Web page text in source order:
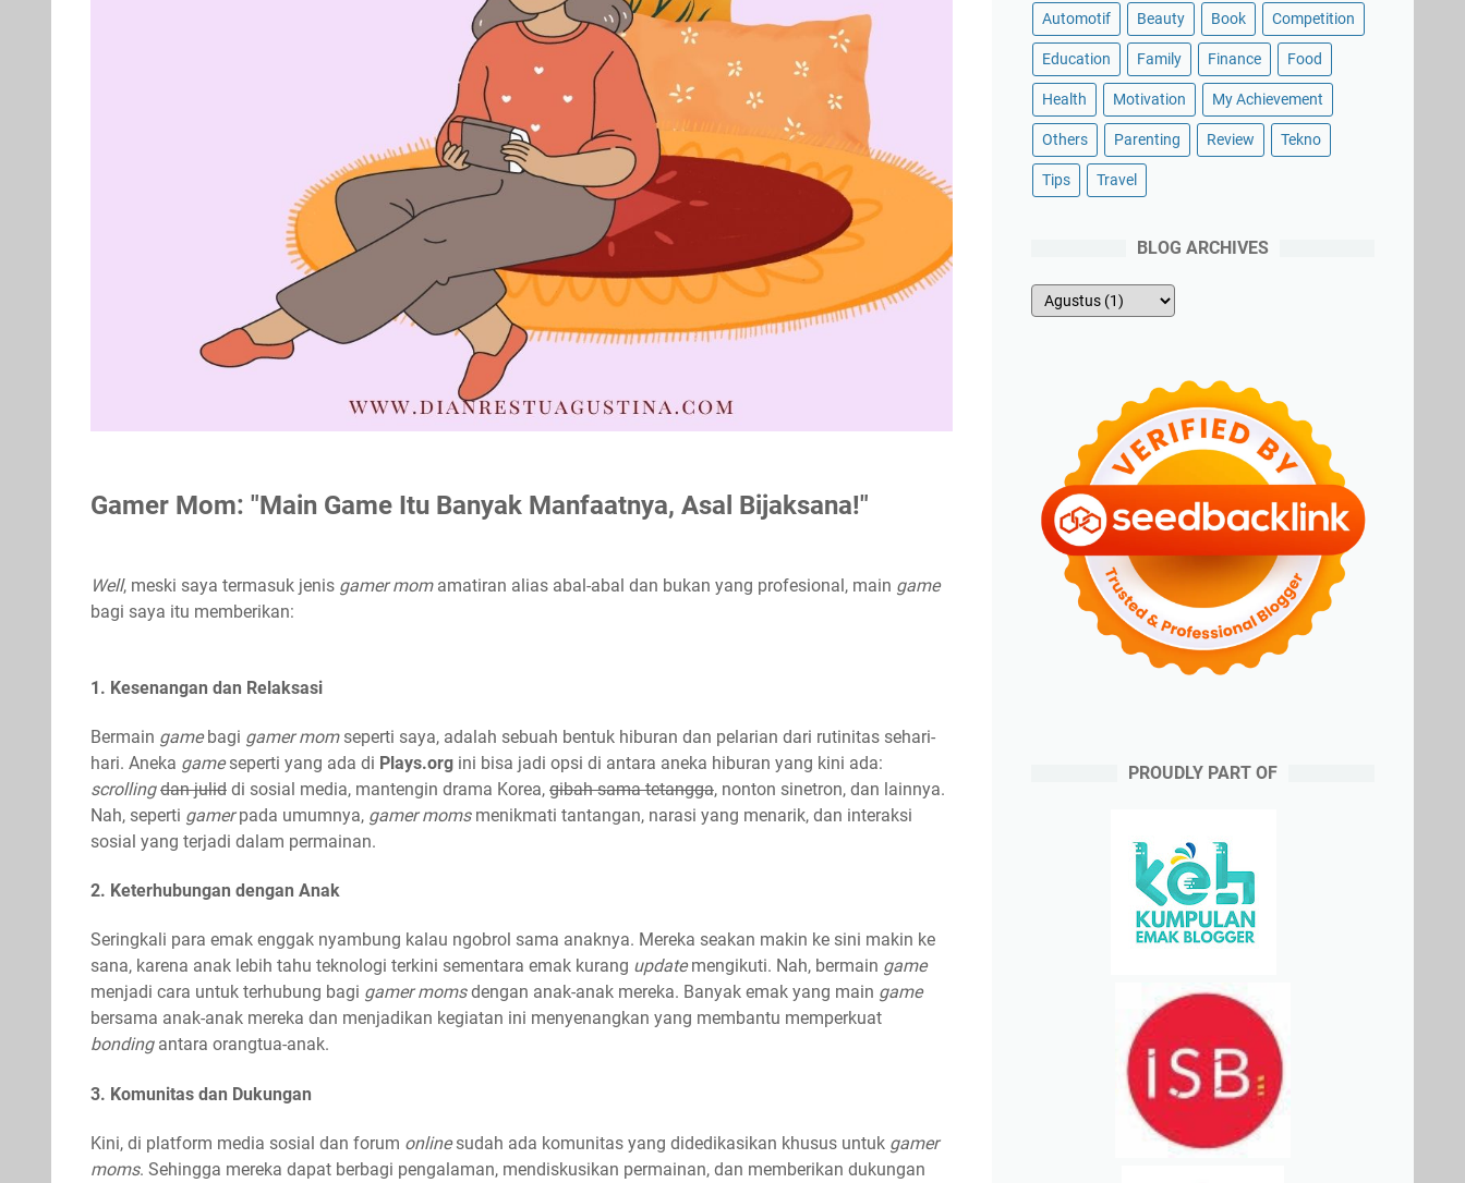
Gamer Mom: "Main Game Itu Banyak Manfaatnya, Asal Bijaksana!"
Well, meski saya termasuk jenis gamer momamatiran alias abal-abal dan bukan yang profesional, main game
bagi saya itu memberikan:
1. Kesenangan dan Relaksasi
Bermain gamebagi gamer momseperti saya, adalah sebuah bentuk hiburan dan pelarian dari rutinitas sehari-
hari. Aneka gameseperti yang ada di Plays.org ini bisa jadi opsi di antara aneka hiburan yang kini ada:
scrolling dan julid di sosial media, mantengin drama Korea, gibah sama tetangga, nonton sinetron, dan lainnya.
Nah, seperti gamerpada umumnya, gamer momsmenikmati tantangan, narasi yang menarik, dan interaksi
sosial yang terjadi dalam permainan.
2. Keterhubungan dengan Anak
Seringkali para emak enggak nyambung kalau ngobrol sama anaknya. Mereka seakan makin ke sini makin ke
sana, karena anak lebih tahu teknologi terkini sementara emak kurang updatemengikuti. Nah, bermain game
menjadi cara untuk terhubung bagi gamer momsdengan anak-anak mereka. Banyak emak yang main game
bersama anak-anak mereka dan menjadikan kegiatan ini menyenangkan yang membantu memperkuat
bondingantara orangtua-anak.
3. Komunitas dan Dukungan
Kini, di platform media sosial dan forum onlinesudah ada komunitas yang didedikasikan khusus untuk gamer
moms. Sehingga mereka dapat berbagi pengalaman, mendiskusikan permainan, dan memberikan dukungan
Automotif Beauty Book Competition
Education Family Finance Food
Health Motivation My Achievement
Others Parenting Review Tekno
Tips Travel
BLOG ARCHIVES
PROUDLY PART OF